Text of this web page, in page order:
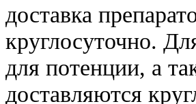
доставка
круглосуточно.
для потенции, а
доставляются